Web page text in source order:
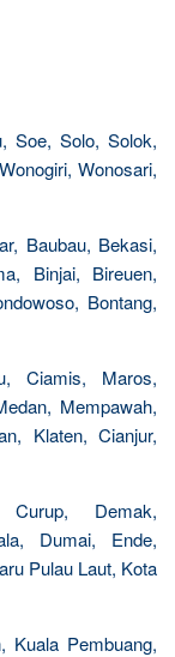
Soe, Solo, Solok,
Wonosari,
Baubau, Bekasi,
Binjai, Bireuen,
Bontang,
Ciamis, Maros,
Mempawah,
Klaten, Cianjur,
Demak,
Dumai, Ende,
Pulau Laut, Kota
Kuala Pembuang,